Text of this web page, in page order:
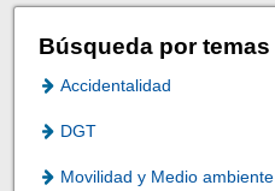
Búsqueda por temas
Accidentalidad
DGT
Movilidad y Medio ambiente